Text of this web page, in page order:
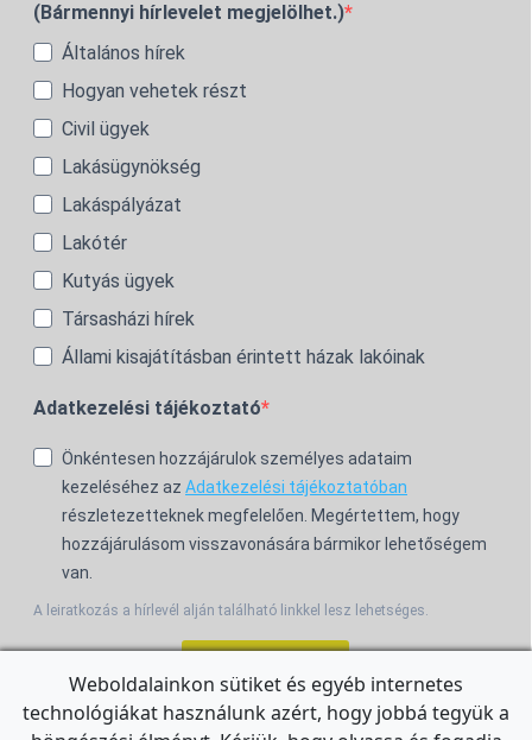
(Bármennyi hírlevelet megjelölhet.)
Általános hírek
Hogyan vehetek részt
Civil ügyek
Lakásügynökség
Lakáspályázat
Lakótér
Kutyás ügyek
Társasházi hírek
Állami kisajátításban érintett házak lakóinak
Adatkezelési tájékoztató
Önkéntesen hozzájárulok személyes adataim
kezeléséhez az Adatkezelési tájékoztatóban
részletezetteknek megfelelően. Megértettem, hogy
hozzájárulásom visszavonására bármikor lehetőségem
van.
A leiratkozás a hírlevél alján található linkkel lesz lehetséges.
For the English Newsletter, clickHERE.
Weboldalainkon sütiket és egyéb internetes
technológiákat használunk azért, hogy jobbá tegyük a